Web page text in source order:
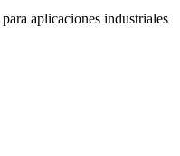
aplicaciones industriales